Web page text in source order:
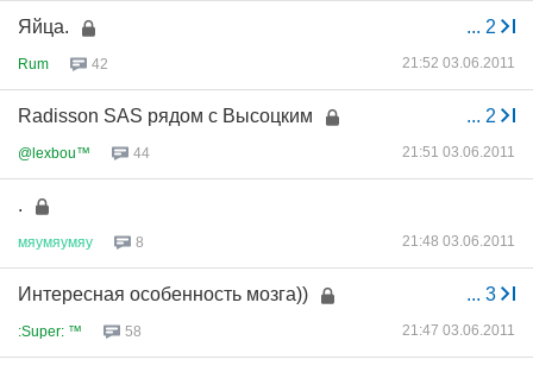
... 2
Яйца.
Rum 42 21:52 03.06.2011
... 2
Radisson SAS рядом с Высоцким
@lexbou™ 44 21:51 03.06.2011
.
мяумяумяу 8 21:48 03.06.2011
... 3
Интересная особенность мозга))
:Super: ™ 58 21:47 03.06.2011